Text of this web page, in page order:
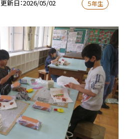
更新日 2026/05/02 ５年生